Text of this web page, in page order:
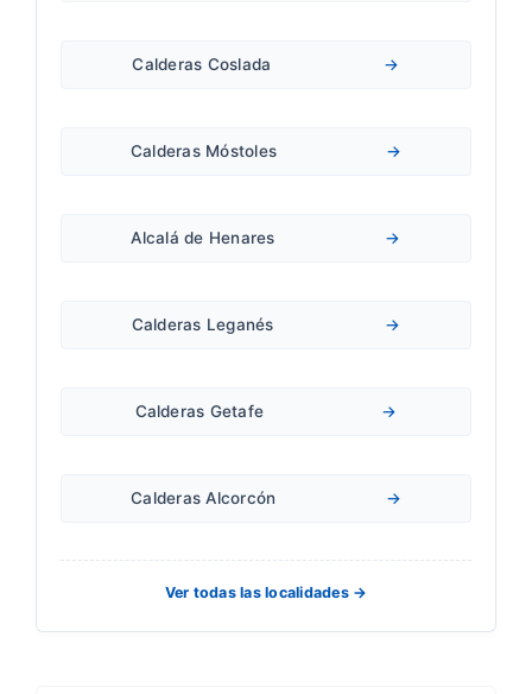
Calderas Coslada →
Calderas Móstoles →
Alcalá de Henares →
Calderas Leganés →
Calderas Getafe →
Calderas Alcorcón →
Ver todas las localidades →